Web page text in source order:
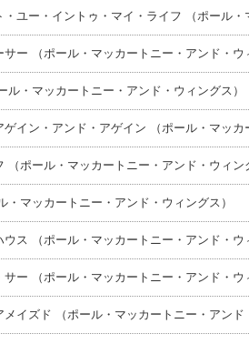
ユー・イントゥ・マイ・ライフ （ポール・
ー （ポール・マッカートニー・アンド・ウ
ル・マッカートニー・アンド・ウィングス）
イン・アンド・アゲイン （ポール・マッカ
（ポール・マッカートニー・アンド・ウィン
・マッカートニー・アンド・ウィングス）
ス （ポール・マッカートニー・アンド・ウ
ー （ポール・マッカートニー・アンド・ウ
イズド （ポール・マッカートニー・アンド